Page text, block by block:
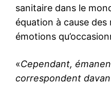
sanitaire dans le
équation à cause
émotions
«Cependant,
correspondent